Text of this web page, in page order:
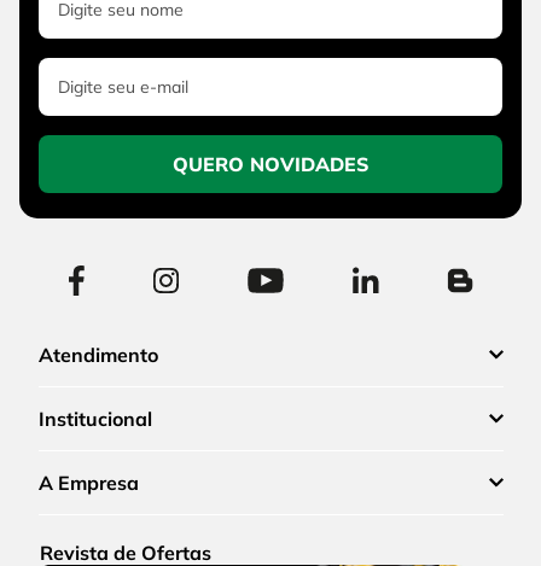
QUERO NOVIDADES
Atendimento
Institucional
A Empresa
Revista de Ofertas